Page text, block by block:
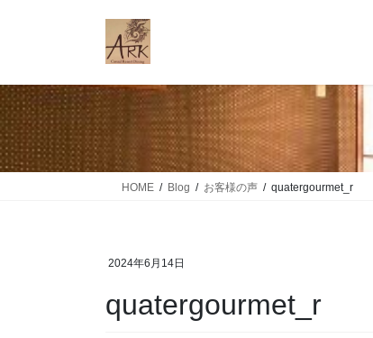
ツ
に
移
動
シ
ョ
ン
に
HOME Blog お客様の声 quatergourmet_r
2024年6月14日
quatergourmet_r